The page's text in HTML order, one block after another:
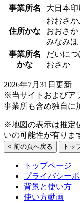
事業所名
大日本
住所かな
おおさか
おおさか
みなみほ
事業所名
かな
だいに
おさか
2026年7月31日更新
※当サイトおよびア
事業所も含め独自に
※地図の表示は推定
いの可能性が有りま
< 前の頁へ戻る トッ
トップページ
プライバシー
背景と使い方
使い方動画